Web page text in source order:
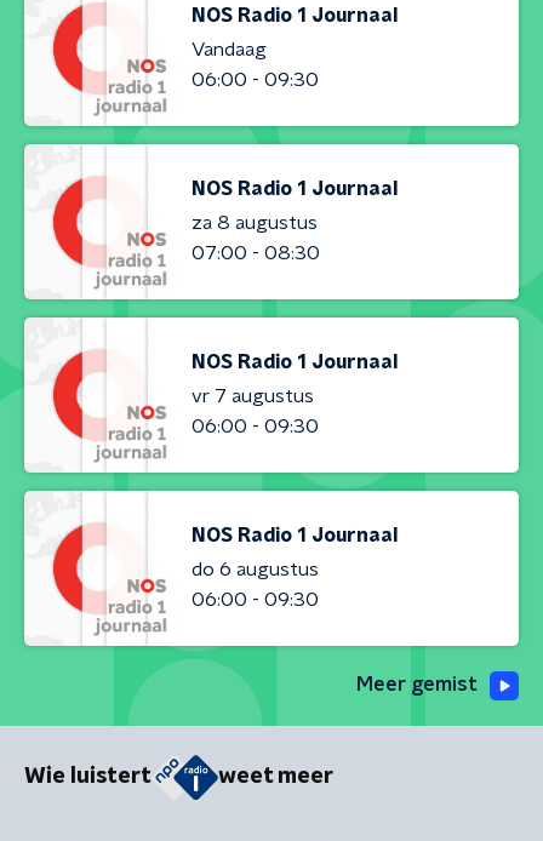
NOS Radio 1 Journaal
Vandaag
06:00 - 09:30
NOS Radio 1 Journaal
za 8 augustus
07:00 - 08:30
NOS Radio 1 Journaal
vr 7 augustus
06:00 - 09:30
NOS Radio 1 Journaal
do 6 augustus
06:00 - 09:30
Meer gemist
Wie luistert weet meer